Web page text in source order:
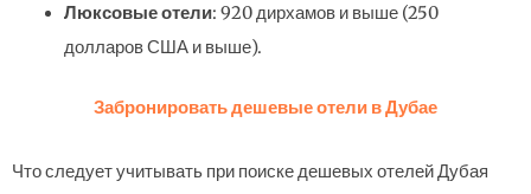
Люксовые отели: 920 дирхамов и выше (250
долларов США и выше).
Забронировать дешевые отели в Дубае
Что следует учитывать при поиске дешевых отелей Дубая